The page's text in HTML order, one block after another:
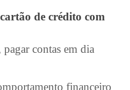
cartão de crédito com
contas em dia
financeiro